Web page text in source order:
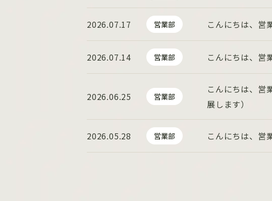
2026.07.17 営業部 こんにちは、営
2026.07.14 営業部 こんにちは、営
2026.06.25 営業部
こんにちは、営
展します）
2026.05.28 営業部 こんにちは、営